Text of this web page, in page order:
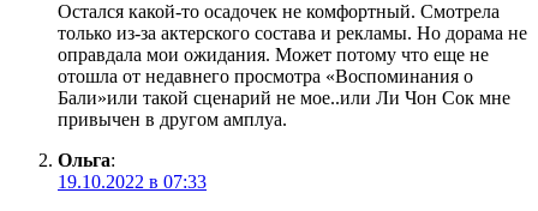
Остался какой-то осадочек не комфортный. Смотрела
только из-за актерского состава и рекламы. Но дорама не
оправдала мои ожидания. Может потому что еще не
отошла от недавнего просмотра «Воспоминания о
Бали»или такой сценарий не мое..или Ли Чон Сок мне
привычен в другом амплуа.
Ольга:
19.10.2022 в 07:33